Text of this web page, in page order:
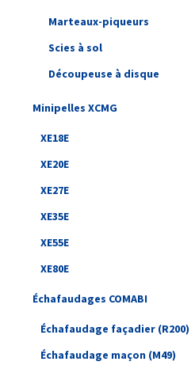
Marteaux-piqueurs
Scies à sol
Découpeuse à disque
Minipelles XCMG
XE18E
XE20E
XE27E
XE35E
XE55E
XE80E
Échafaudages COMABI
Échafaudage façadier (R200)
Échafaudage maçon (M49)